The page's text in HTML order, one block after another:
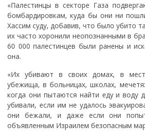
«Палестинцы в секторе Газа
бомбардировкам, куда бы они ни
Хассим суду, добавив, что было убито
их часто хоронили неопознанными в
60 000 палестинцев были ранены и
она.
«Их убивают в своих домах, в
убежища, в больницах, школах,
когда они пытаются найти еду и воду
убивали, если им не удалось
они бежали, и даже если они
объявленным Израилем безопасным